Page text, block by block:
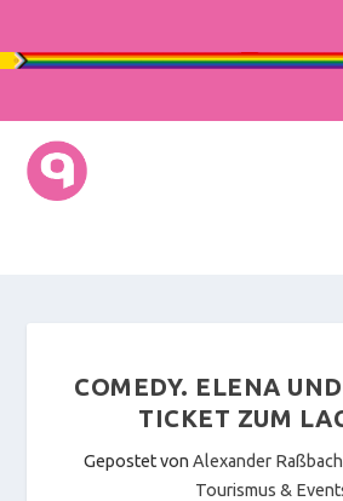
COMEDY. ELENA
TICKET ZUM
Gepostet von Alexander Raßbach
Tourismus &